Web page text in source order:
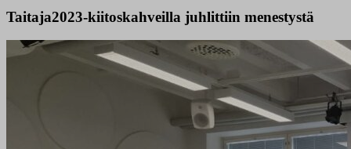
Taitaja2023-kiitoskahveilla juhlittiin menestystä